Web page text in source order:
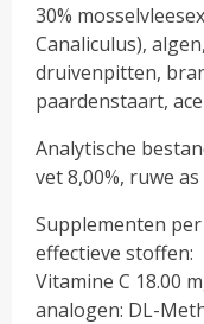
30%
Canaliculus),
druivenpitten,
paardenstaart,
Analytische
vet 8,00%, ruwe
Supplementen
effectieve stoffen:
Vitamine C 18.00
analogen: DL-